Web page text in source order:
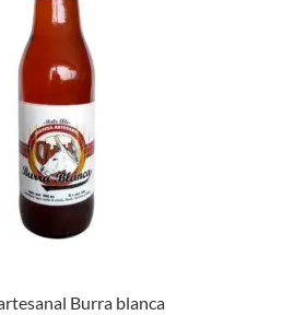
Burra blanca